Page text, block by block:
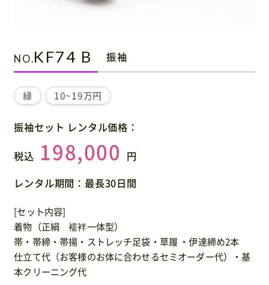
KF74 B 振袖
緑 10~19万円
振袖セット レンタル価格：
税込 198,000 円
レンタル期間：最長30日間
[セット内容]
着物（正絹 襦袢一体型）
帯・帯締・帯揚・ストレッチ足袋・草履 ・伊達締め2本
仕立て代（お客様のお体に合わせるセミオーダー代）・基
本クリーニング代